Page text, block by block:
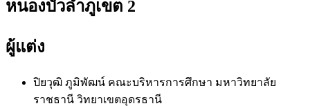
หนองบัวลำภูเขต 2
ผู้แต่ง
ปิยวุฒิ ภูมิพัฒน์ คณะบริหารการศึกษา มหาวิทยาลัย
ราชธานี วิทยาเขตอุดรธานี